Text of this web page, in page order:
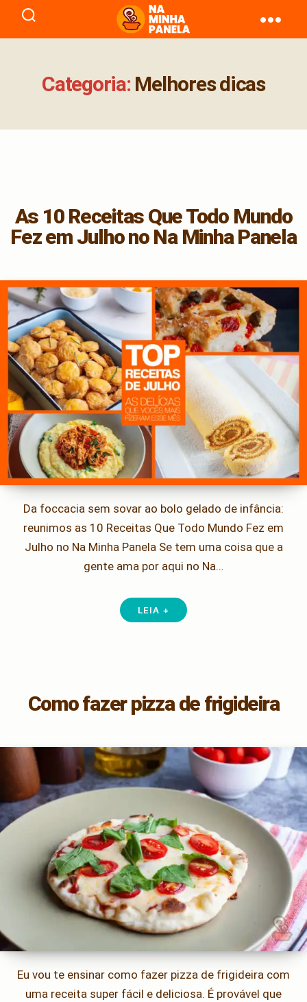
naminhapanela.com
Categoria: Melhores dicas
As 10 Receitas Que Todo Mundo
Fez em Julho no Na Minha Panela
Da foccacia sem sovar ao bolo gelado de infância:
reunimos as 10 Receitas Que Todo Mundo Fez em
Julho no Na Minha Panela Se tem uma coisa que a
gente ama por aqui no Na…
LEIA +
Como fazer pizza de frigideira
Eu vou te ensinar como fazer pizza de frigideira com
uma receita super fácil e deliciosa. É provável que